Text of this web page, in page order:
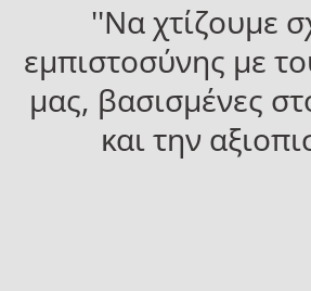
''Να χτίζουμε
εμπιστοσύνης με
μας, βασισμένες
και την